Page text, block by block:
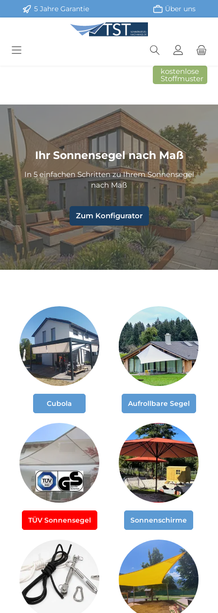
Zum Hauptinhalt springen
5 Jahre Garantie Über uns
kostenlose
Stoffmuster
Ihr Sonnensegel nach Maß
In 5 einfachen Schritten zu Ihrem Sonnensegel
nach Maß
Zum Konfigurator
Cubola Aufrollbare Segel
TÜV Sonnensegel Sonnenschirme